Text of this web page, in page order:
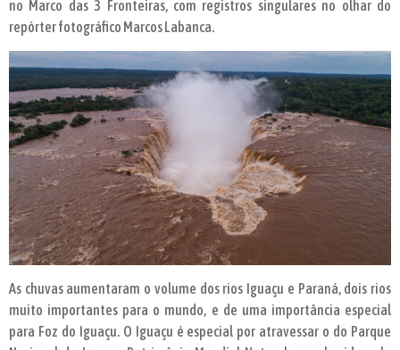
no Marco das 3 Fronteiras, com registros singulares no olhar do
repórter fotográfico Marcos Labanca.
As chuvas aumentaram o volume dos rios Iguaçu e Paraná, dois rios
muito importantes para o mundo, e de uma importância especial
para Foz do Iguaçu. O Iguaçu é especial por atravessar o do Parque